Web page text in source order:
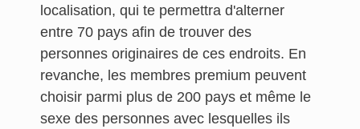
localisation, qui te permettra d'alterner
entre 70 pays afin de trouver des
personnes originaires de ces endroits. En
revanche, les membres premium peuvent
choisir parmi plus de 200 pays et même le
sexe des personnes avec lesquelles ils